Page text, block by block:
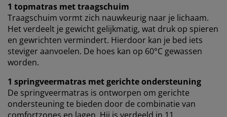
1 topmatras met traagschuim
Traagschuim vormt zich nauwkeurig naar je lichaam.
Het verdeelt je gewicht gelijkmatig, wat druk op spieren
en gewrichten vermindert. Hierdoor kan je bed iets
steviger aanvoelen. De hoes kan op 60°C gewassen
worden.
1 springveermatras met gerichte ondersteuning
De springveermatras is ontworpen om gerichte
ondersteuning te bieden door de combinatie van